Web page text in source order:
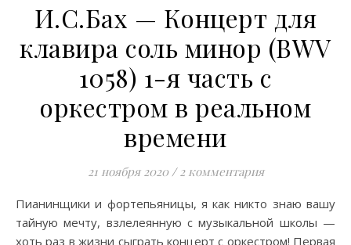
И.С.Бах — Концерт для
клавира соль минор (BWV
1058) 1-я часть с
оркестром в реальном
времени
21 ноября 2020 / 2 комментария
Пианинщики и фортепьяницы, я как никто знаю вашу
тайную мечту, взлелеянную с музыкальной школы —
хоть раз в жизни сыграть концерт с оркестром! Первая